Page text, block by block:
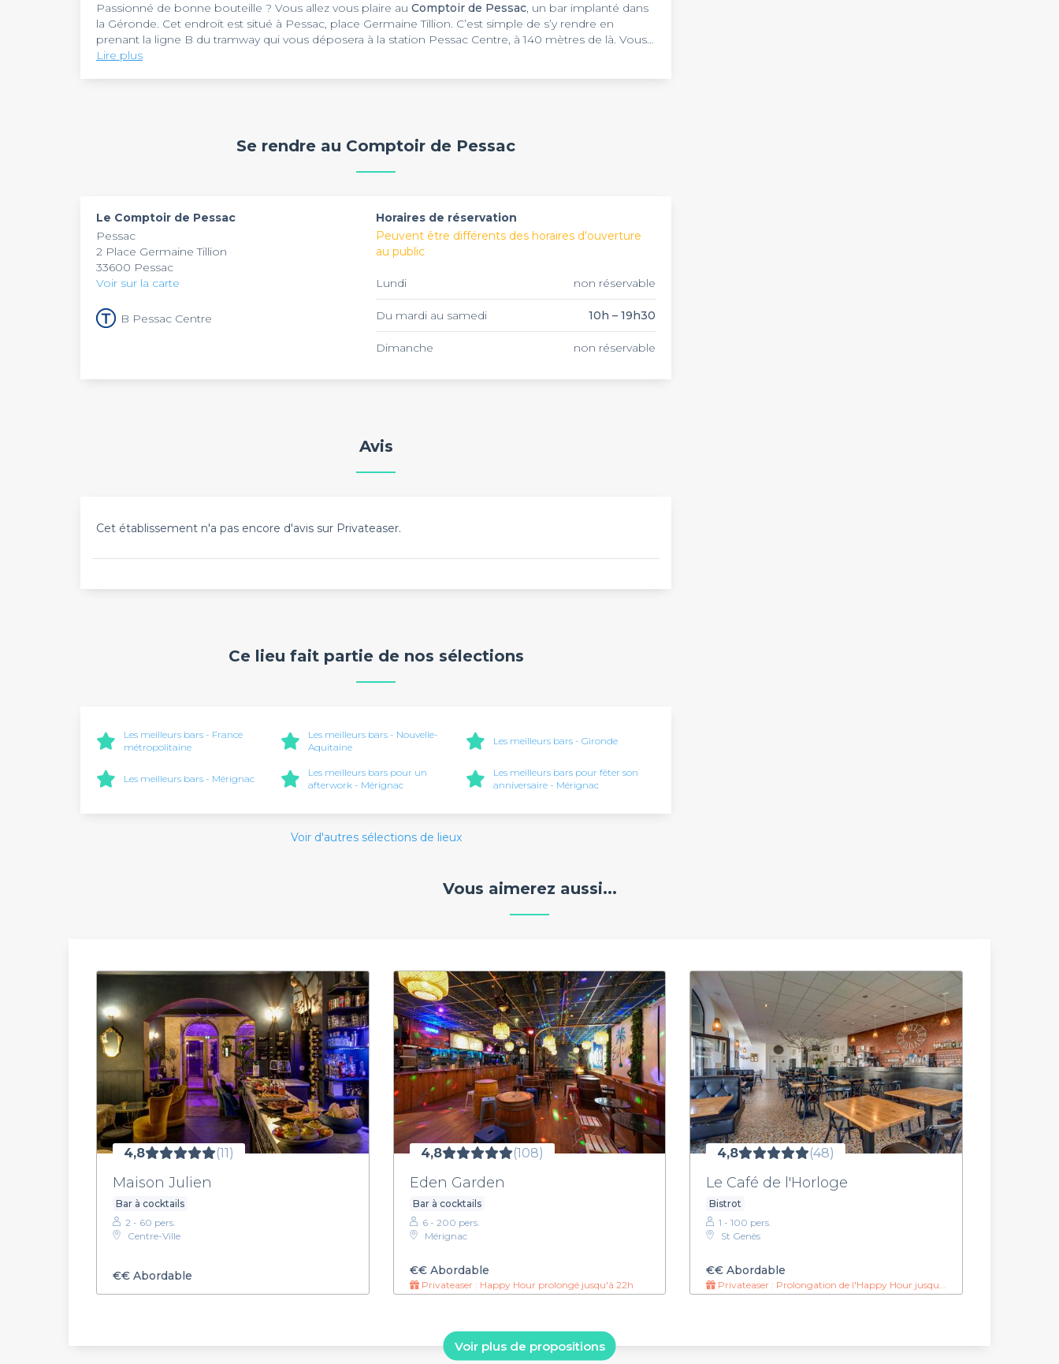
Passionné de bonne bouteille ? Vous allez vous plaire au Comptoir de Pessac, un bar implanté dans
la Géronde. Cet endroit est situé à Pessac, place Germaine Tillion. C’est simple de s’y rendre en
prenant la ligne B du tramway qui vous déposera à la station Pessac Centre, à 140 mètres de là. Vous
pouvez prendre comme repère l'hôtel de ville qui est à moins de 200 mètres de l’établissement.
verre de whisky pendant le concert proposé par l’établissement. Pour animer le lieu, des soirées à
du mardi au samedi de 10 à 19h30. Alors, dès maintenant faites une réservation de quelques places
Lire plus
Se rendre au Comptoir de Pessac
Le Comptoir de Pessac
Pessac
2 Place Germaine Tillion
33600 Pessac
Voir sur la carte
B Pessac Centre
Horaires de réservation
Peuvent être différents des horaires d'ouverture
au public
Lundi non réservable
Du mardi au samedi 10h – 19h30
Dimanche non réservable
Avis
Cet établissement n'a pas encore d'avis sur Privateaser.
Ce lieu fait partie de nos sélections
Les meilleurs bars - France
métropolitaine
Les meilleurs bars - Nouvelle-
Aquitaine
Les meilleurs bars - Gironde
Les meilleurs bars - Mérignac
Les meilleurs bars pour un
afterwork - Mérignac
Les meilleurs bars pour fêter son
anniversaire - Mérignac
Voir d'autres sélections de lieux
Vous aimerez aussi...
4,8 (11)
Maison Julien
Bar à cocktails
2 - 60 pers.
Centre-Ville
€€ Abordable
4,8 (108)
Eden Garden
Bar à cocktails
6 - 200 pers.
Mérignac
€€Abordable
Privateaser : Happy Hour prolongé jusqu'à 22h
4,8 (48)
Le Café de l'Horloge
Bistrot
1 - 100 pers.
St Genès
€€ Abordable
Privateaser : Prolongation de l'Happy Hour jusqu'à 20h !
Voir plus de propositions